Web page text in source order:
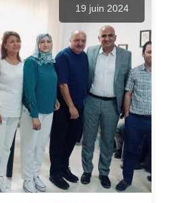
19 juin 2024